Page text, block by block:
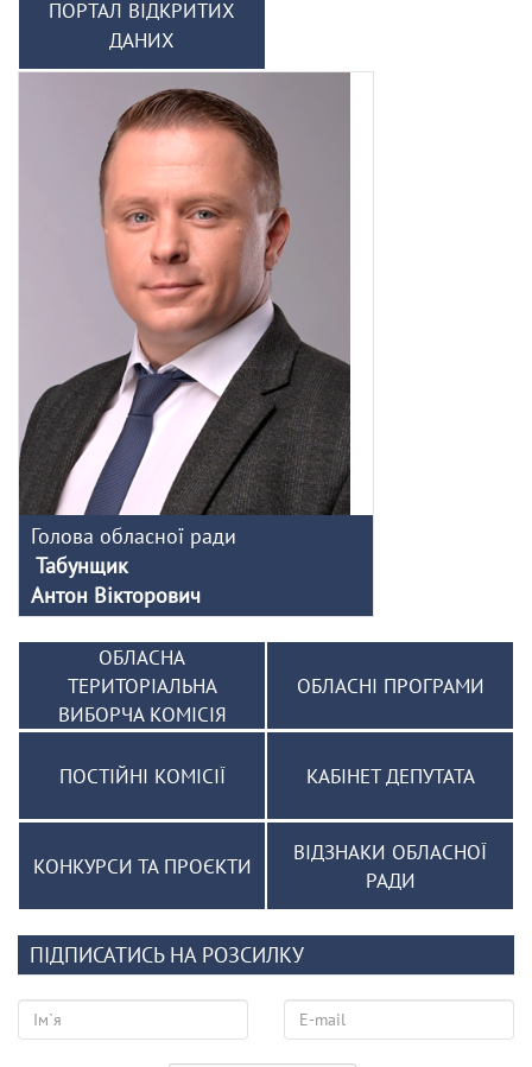
ПОРТАЛ ВІДКРИТИХ
ДАНИХ
Голова обласної ради
Табунщик
Антон Вікторович
ОБЛАСНА
ТЕРИТОРІАЛЬНА
ВИБОРЧА КОМІСІЯ
ОБЛАСНІ ПРОГРАМИ
ПОСТІЙНІ КОМІСІЇ КАБІНЕТ ДЕПУТАТА
КОНКУРСИ ТА ПРОЄКТИ
ВІДЗНАКИ ОБЛАСНОЇ
РАДИ
ПІДПИСАТИСЬ НА РОЗСИЛКУ